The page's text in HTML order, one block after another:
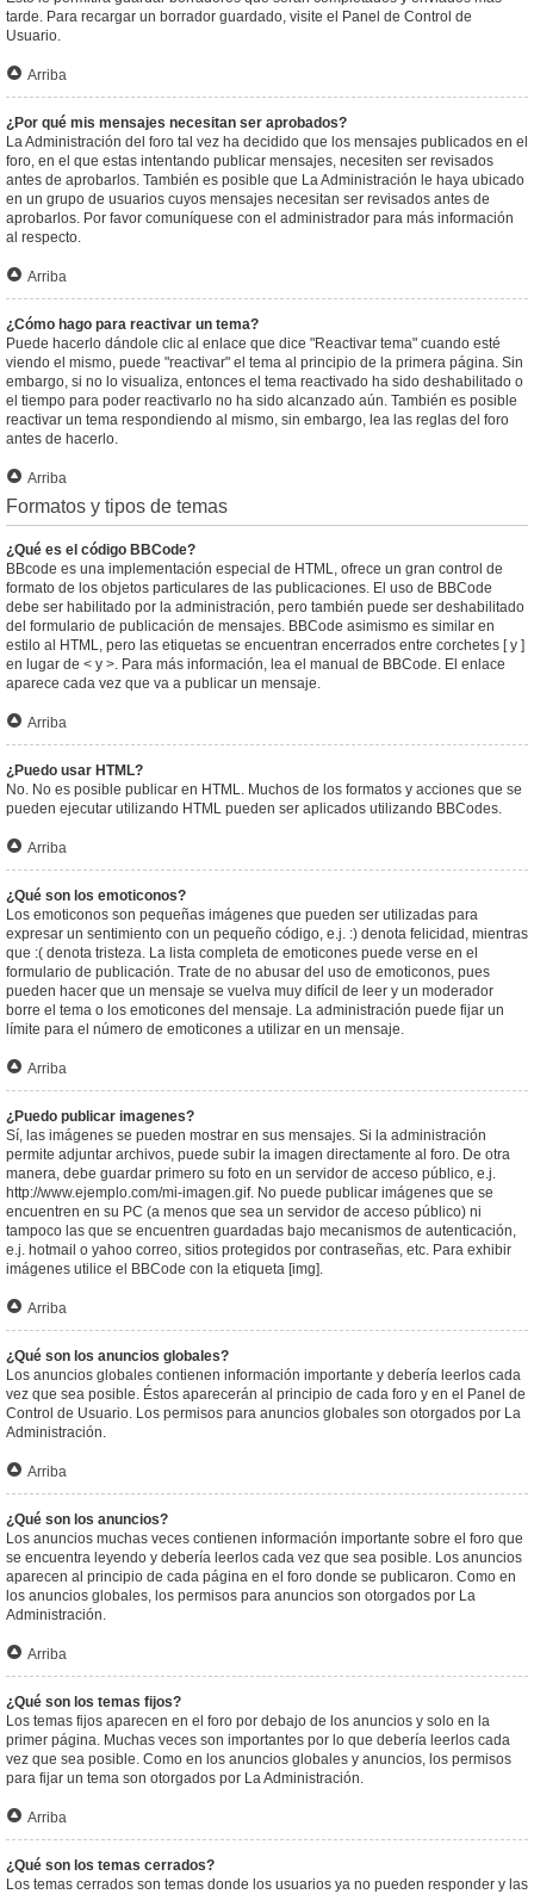
tarde. Para recargar un borrador guardado, visite el Panel de Control de
Usuario.
Arriba
¿Por qué mis mensajes necesitan ser aprobados?
La Administración del foro tal vez ha decidido que los mensajes publicados en el
foro, en el que estas intentando publicar mensajes, necesiten ser revisados
antes de aprobarlos. También es posible que La Administración le haya ubicado
en un grupo de usuarios cuyos mensajes necesitan ser revisados antes de
aprobarlos. Por favor comuníquese con el administrador para más información
al respecto.
Arriba
¿Cómo hago para reactivar un tema?
Puede hacerlo dándole clic al enlace que dice "Reactivar tema" cuando esté
viendo el mismo, puede "reactivar" el tema al principio de la primera página. Sin
embargo, si no lo visualiza, entonces el tema reactivado ha sido deshabilitado o
el tiempo para poder reactivarlo no ha sido alcanzado aún. También es posible
reactivar un tema respondiendo al mismo, sin embargo, lea las reglas del foro
antes de hacerlo.
Arriba
Formatos y tipos de temas
¿Qué es el código BBCode?
BBcode es una implementación especial de HTML, ofrece un gran control de
formato de los objetos particulares de las publicaciones. El uso de BBCode
debe ser habilitado por la administración, pero también puede ser deshabilitado
del formulario de publicación de mensajes. BBCode asimismo es similar en
estilo al HTML, pero las etiquetas se encuentran encerrados entre corchetes [ y ]
en lugar de < y >. Para más información, lea el manual de BBCode. El enlace
aparece cada vez que va a publicar un mensaje.
Arriba
¿Puedo usar HTML?
No. No es posible publicar en HTML. Muchos de los formatos y acciones que se
pueden ejecutar utilizando HTML pueden ser aplicados utilizando BBCodes.
Arriba
¿Qué son los emoticonos?
Los emoticonos son pequeñas imágenes que pueden ser utilizadas para
expresar un sentimiento con un pequeño código, e.j. :) denota felicidad, mientras
que :( denota tristeza. La lista completa de emoticones puede verse en el
formulario de publicación. Trate de no abusar del uso de emoticonos, pues
pueden hacer que un mensaje se vuelva muy difícil de leer y un moderador
borre el tema o los emoticones del mensaje. La administración puede fijar un
límite para el número de emoticones a utilizar en un mensaje.
Arriba
¿Puedo publicar imagenes?
Sí, las imágenes se pueden mostrar en sus mensajes. Si la administración
permite adjuntar archivos, puede subir la imagen directamente al foro. De otra
manera, debe guardar primero su foto en un servidor de acceso público, e.j.
http://www.ejemplo.com/mi-imagen.gif. No puede publicar imágenes que se
encuentren en su PC (a menos que sea un servidor de acceso público) ni
tampoco las que se encuentren guardadas bajo mecanismos de autenticación,
e.j. hotmail o yahoo correo, sitios protegidos por contraseñas, etc. Para exhibir
imágenes utilice el BBCode con la etiqueta [img].
Arriba
¿Qué son los anuncios globales?
Los anuncios globales contienen información importante y debería leerlos cada
vez que sea posible. Éstos aparecerán al principio de cada foro y en el Panel de
Control de Usuario. Los permisos para anuncios globales son otorgados por La
Administración.
Arriba
¿Qué son los anuncios?
Los anuncios muchas veces contienen información importante sobre el foro que
se encuentra leyendo y debería leerlos cada vez que sea posible. Los anuncios
aparecen al principio de cada página en el foro donde se publicaron. Como en
los anuncios globales, los permisos para anuncios son otorgados por La
Administración.
Arriba
¿Qué son los temas fijos?
Los temas fijos aparecen en el foro por debajo de los anuncios y solo en la
primer página. Muchas veces son importantes por lo que debería leerlos cada
vez que sea posible. Como en los anuncios globales y anuncios, los permisos
para fijar un tema son otorgados por La Administración.
Arriba
¿Qué son los temas cerrados?
Los temas cerrados son temas donde los usuarios ya no pueden responder y las